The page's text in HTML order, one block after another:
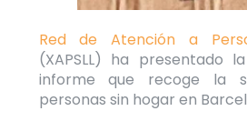
Red de Atención a
(XAPSLL) ha presentado la
informe que recoge la
personas sin hogar en